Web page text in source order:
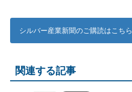
シルバー産業新聞のご購読はこちら
関連する記事